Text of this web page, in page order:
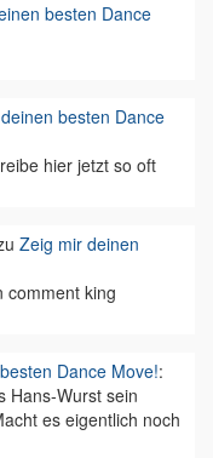
besten Dance
besten Dance
hier jetzt so oft
Zeig mir deinen
comment king
Dance Move!:
Hans-Wurst sein
es eigentlich noch